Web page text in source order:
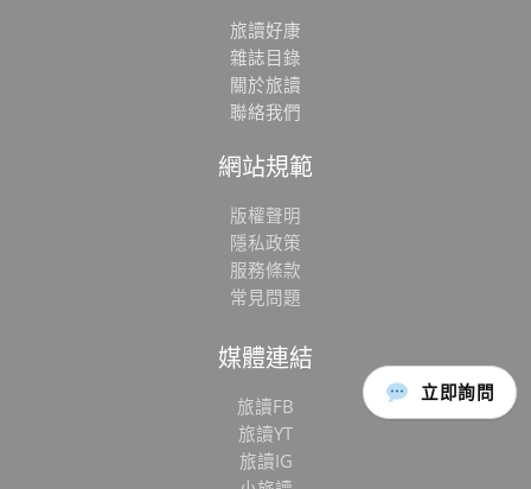
立即詢問
旅讀好康
雜誌目錄
關於旅讀
聯絡我們
網站規範
版權聲明
隱私政策
服務條款
常見問題
媒體連結
旅讀FB
旅讀YT
旅讀IG